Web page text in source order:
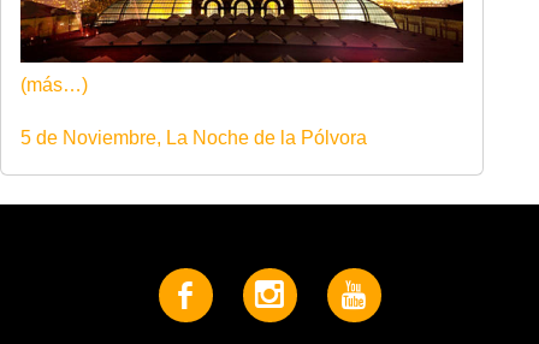
(más…)
5 de Noviembre, La Noche de la Pólvora